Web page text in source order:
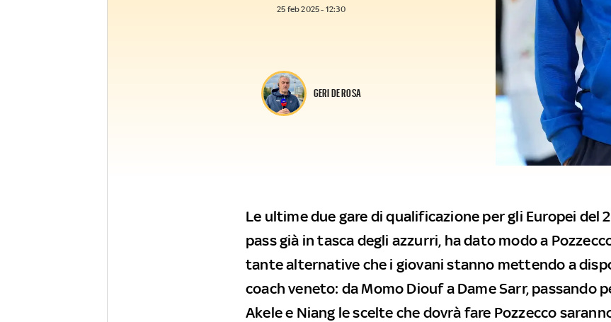
25 feb 2025 - 12:30
GERI DE ROSA
Le ultime due gare di qualificazione per gli Europei del
pass già in tasca degli azzurri, ha dato modo a
tante alternative che i giovani stanno mettendo a
coach veneto: da Momo Diouf a Dame Sarr, passando
Akele e Niang le scelte che dovrà fare Pozzecco